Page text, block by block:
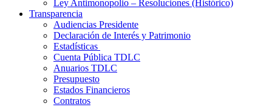
Ley Antimonopolio – Resoluciones (Histórico)
Transparencia
Audiencias Presidente
Declaración de Interés y Patrimonio
Estadísticas
Cuenta Pública TDLC
Anuarios TDLC
Presupuesto
Estados Financieros
Contratos